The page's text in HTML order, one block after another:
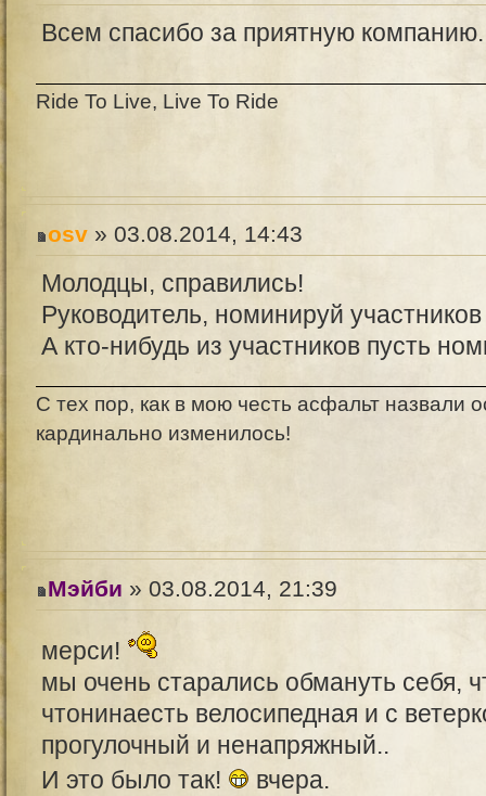
Всем спасибо за приятную компанию.
Ride To Live, Live To Ride
osv » 03.08.2014, 14:43
Молодцы, справились!
Руководитель, номинируй
А кто-нибудь из участников пусть
С тех пор, как в мою честь асфальт назвали
кардинально изменилось!
Мэйби » 03.08.2014, 21:39
мерси!
мы очень старались обмануть себя,
чтонинаесть велосипедная и с
прогулочный и ненапряжный..
И это было так!
вчера.